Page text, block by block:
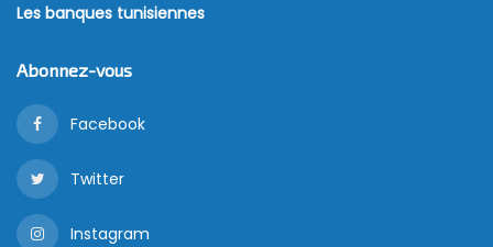
Les banques tunisiennes
Abonnez-vous
Facebook
Twitter
Instagram